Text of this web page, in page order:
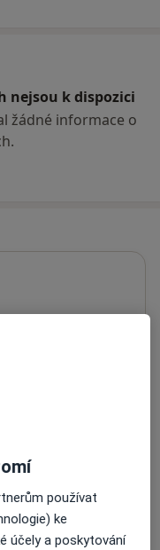
nejsou k dispozici
žádné informace o
aktivní
na pojišťovnu
používat
ke
účely a poskytování